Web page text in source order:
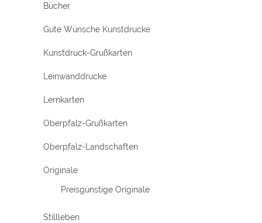
Bücher
Gute Wünsche Kunstdrucke
Kunstdruck-Grußkarten
Leinwanddrucke
Lernkarten
Oberpfalz-Grußkarten
Oberpfalz-Landschaften
Originale
Preisgünstige Originale
Stillleben